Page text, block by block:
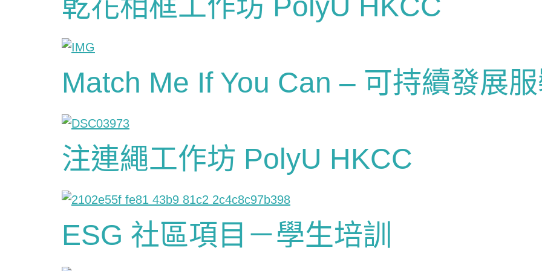
乾花相框工作坊 PolyU HKCC
Match Me If You Can – 可持續發展
注連繩工作坊 PolyU HKCC
ESG 社區項目－學生培訓